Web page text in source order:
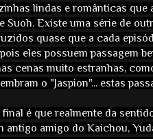
lindas e românticas
Suoh. Existe uma série de
quase que a cada
eles possuem passagem
cenas muito estranhas,
o "Jaspion"... estas
final é que realmente da
antigo amigo do Kaichou,